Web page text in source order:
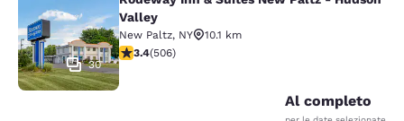
Rodeway Inn & Suites New Paltz -
30
Valley
New Paltz, NY
10.1 km
Valutazione di 3.42 stelle. Buono. 506 recensioni
3.4(506)
Al completo